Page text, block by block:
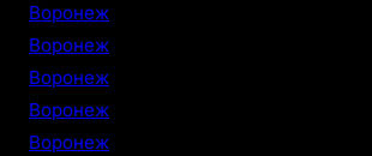
Воронеж
Воронеж
Воронеж
Воронеж
Воронеж